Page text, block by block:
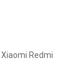
Redmi